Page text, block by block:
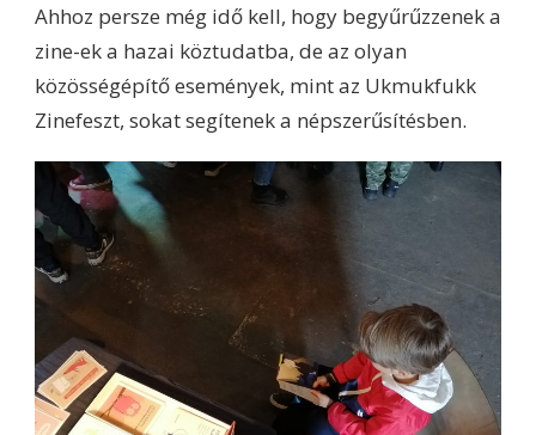
Ahhoz persze még idő kell, hogy begyűrűzzenek a
zine-ek a hazai köztudatba, de az olyan
közösségépítő események, mint az Ukmukfukk
Zinefeszt, sokat segítenek a népszerűsítésben.